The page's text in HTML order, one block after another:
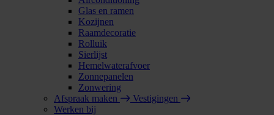
Glas en ramen
Kozijnen
Raamdecoratie
Rolluik
Sierlijst
Hemelwaterafvoer
Zonnepanelen
Zonwering
Afspraak maken
Vestigingen
Werken bij